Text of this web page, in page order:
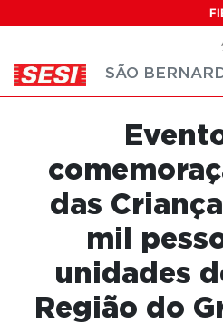
inclui
um
acessibilidade.
SÃO
das
mil
unidades
Região do